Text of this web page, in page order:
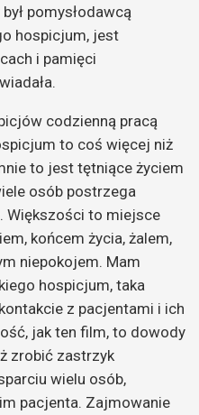
pomysłodawcą
hospicjum, jest
i pamięci
codzienną pracą
to coś więcej niż
to jest tętniące życiem
osób postrzega
Większości to miejsce
końcem życia, żalem,
niepokojem. Mam
hospicjum, taka
z pacjentami i ich
jak ten film, to dowody
zrobić zastrzyk
wielu osób,
pacjenta. Zajmowanie